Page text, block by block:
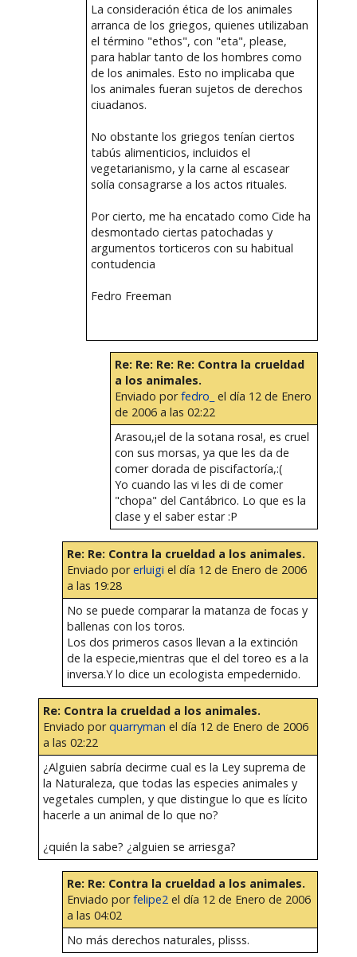
La consideración ética de los animales
arranca de los griegos, quienes utilizaban
el término "ethos", con "eta", please,
para hablar tanto de los hombres como
de los animales. Esto no implicaba que
los animales fueran sujetos de derechos
ciuadanos.
No obstante los griegos tenían ciertos
tabús alimenticios, incluidos el
vegetarianismo, y la carne al escasear
solía consagrarse a los actos rituales.
Por cierto, me ha encatado como Cide ha
desmontado ciertas patochadas y
argumentos torticeros con su habitual
contudencia
Fedro Freeman
Re: Re: Re: Re: Contra la crueldad
a los animales.
Enviado porfedro_ el día 12 de Enero
de 2006 a las 02:22
Arasou,¡el de la sotana rosa!, es cruel
con sus morsas, ya que les da de
comer dorada de piscifactoría,:(
Yo cuando las vi les di de comer
"chopa" del Cantábrico. Lo que es la
clase y el saber estar :P
Re: Re: Contra la crueldad a los animales.
Enviado porerluigi el día 12 de Enero de 2006
a las 19:28
No se puede comparar la matanza de focas y
ballenas con los toros.
Los dos primeros casos llevan a la extinción
de la especie,mientras que el del toreo es a la
inversa.Y lo dice un ecologista empedernido.
Re: Contra la crueldad a los animales.
Enviado porquarryman el día 12 de Enero de 2006
a las 02:22
¿Alguien sabría decirme cual es la Ley suprema de
la Naturaleza, que todas las especies animales y
vegetales cumplen, y que distingue lo que es lícito
hacerle a un animal de lo que no?
¿quién la sabe? ¿alguien se arriesga?
Re: Re: Contra la crueldad a los animales.
Enviado porfelipe2el día 12 de Enero de 2006
a las 04:02
No más derechos naturales, plisss.